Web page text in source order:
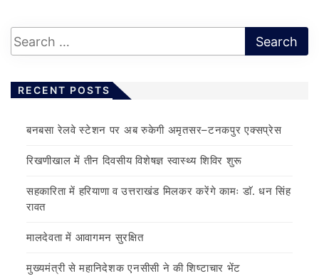
RECENT POSTS
बनबसा रेलवे स्टेशन पर अब रुकेगी अमृतसर–टनकपुर एक्सप्रेस
रिखणीखाल में तीन दिवसीय विशेषज्ञ स्वास्थ्य शिविर शुरू
सहकारिता में हरियाणा व उत्तराखंड मिलकर करेंगे कामः डाॅ. धन सिंह
रावत
मालदेवता में आवागमन सुरक्षित
मुख्यमंत्री से महानिदेशक एनसीसी ने की शिष्टाचार भेंट